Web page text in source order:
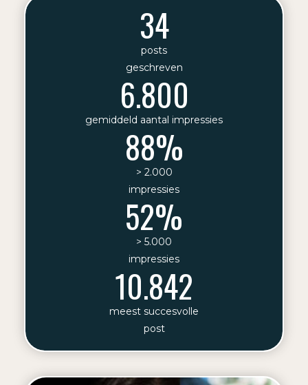
34
posts
geschreven
6.800
gemiddeld aantal impressies
88%
> 2.000
impressies
52%
> 5.000
impressies
10.842
meest succesvolle
post